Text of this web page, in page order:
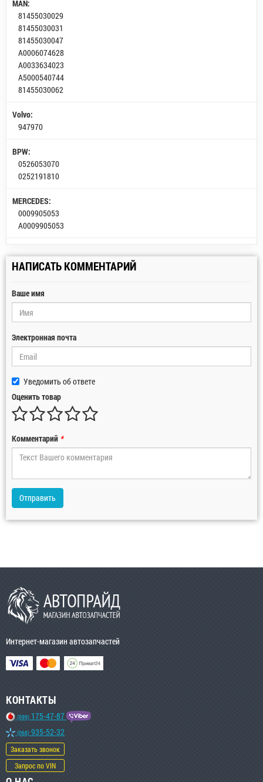
MAN:
81455030029
81455030031
81455030047
A0006074628
A0033634023
A5000540744
81455030062
Volvo:
947970
BPW:
0526053070
0252191810
MERCEDES:
0009905053
A0009905053
НАПИСАТЬ КОММЕНТАРИЙ
Ваше имя
Электронная почта
Уведомить об ответе
Оценить товар
Комментарий *
Отправить
Интернет-магазин автозапчастей
КОНТАКТЫ
(099) 175-47-87
(068) 935-52-32
Заказать звонок
Запрос по VIN